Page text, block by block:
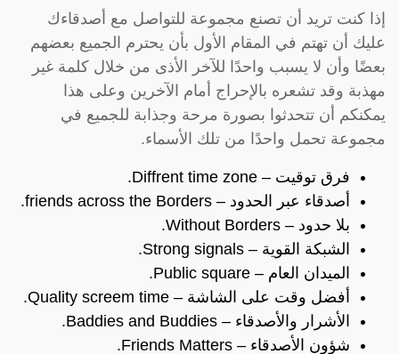
إذا كنت تريد أن تصنع مجموعة للتواصل مع أصدقاءك
عليك أن تهتم في المقام الأول بأن يحترم الجميع بعضهم
بعضًا وأن لا يسبب واحدًا للآخر الأذى من خلال كلمة غير
مهذبة وقد تشعره بالإحراج أمام الآخرين وعلى هذا
يمكنكم أن تتحدثوا بصورة مرحة وجذابة للجميع في
مجموعة تحمل واحدًا من تلك الأسماء.
فرق توقيت – Diffrent time zone.
أصدقاء عبر الحدود – friends across the Borders.
بلا حدود – Without Borders.
الشبكة القوية – Strong signals.
الميدان العام – Public square.
أفضل وقت على الشاشة – Quality screem time.
الأشرار والأصدقاء – Baddies and Buddies.
شؤون الأصدقاء – Friends Matters.